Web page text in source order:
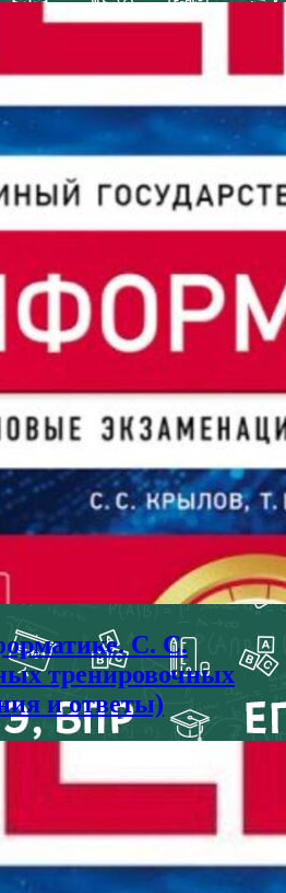
С. С.
тренировочных
и ответы)